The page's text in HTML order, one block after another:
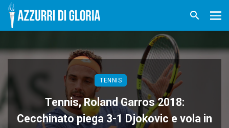
TENNIS
Tennis, Roland Garros 2018:
Cecchinato piega 3-1 Djokovic e vola in